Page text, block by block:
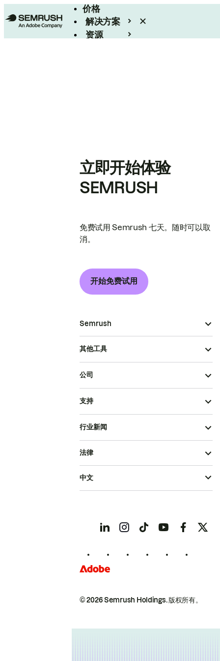
价格
解决方案
资源
立即开始体验
SEMRUSH
免费试用 Semrush 七天。随时可以取
消。
开始免费试用
Semrush
其他工具
公司
支持
行业新闻
© 2026 Semrush Holdings.版权所有。
法律
中文